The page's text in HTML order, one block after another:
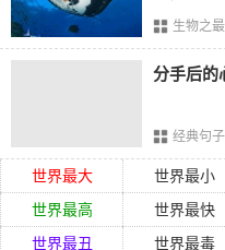
黑洞的研究不仅仅是探索宇
许多启示和突破。黑洞的
根据爱因斯坦的广义相对论
的演化提供了深入的洞察。
本的力量——重力的关键。
不仅如此，黑洞研究还为
大爆炸理论，宇宙诞生于
生物之最
分手后的
经典句子
世界最大 世界最小
世界最高
世界最快
世界最丑
世界最毒